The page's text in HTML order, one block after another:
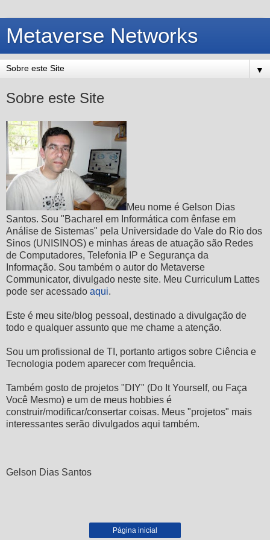
Metaverse Networks
▼
Sobre este Site
Meu nome é Gelson Dias
Santos. Sou "Bacharel em Informática com ênfase em
Análise de Sistemas" pela Universidade do Vale do Rio dos
Sinos (UNISINOS) e minhas áreas de atuação são Redes
de Computadores, Telefonia IP e Segurança da
Informação. Sou também o autor do Metaverse
Communicator, divulgado neste site. Meu Curriculum Lattes
pode ser acessado aqui.
Este é meu site/blog pessoal, destinado a divulgação de
todo e qualquer assunto que me chame a atenção.
Sou um profissional de TI, portanto artigos sobre Ciência e
Tecnologia podem aparecer com frequência.
Também gosto de projetos "DIY" (Do It Yourself, ou Faça
Você Mesmo) e um de meus hobbies é
construir/modificar/consertar coisas. Meus "projetos" mais
interessantes serão divulgados aqui também.
Gelson Dias Santos
Página inicial